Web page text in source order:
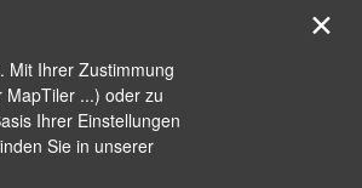
Mit Ihrer Zustimmung
MapTiler ...) oder zu
Ihrer Einstellungen
Sie in unserer
✕